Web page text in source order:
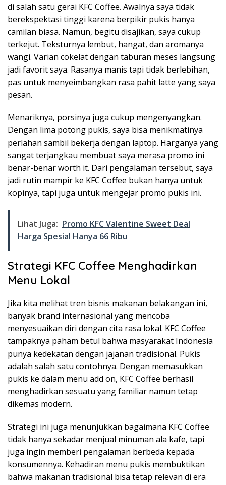
di salah satu gerai KFC Coffee. Awalnya saya tidak
berekspektasi tinggi karena berpikir pukis hanya
camilan biasa. Namun, begitu disajikan, saya cukup
terkejut. Teksturnya lembut, hangat, dan aromanya
wangi. Varian cokelat dengan taburan meses langsung
jadi favorit saya. Rasanya manis tapi tidak berlebihan,
pas untuk menyeimbangkan rasa pahit latte yang saya
pesan.
Menariknya, porsinya juga cukup mengenyangkan.
Dengan lima potong pukis, saya bisa menikmatinya
perlahan sambil bekerja dengan laptop. Harganya yang
sangat terjangkau membuat saya merasa promo ini
benar-benar worth it. Dari pengalaman tersebut, saya
jadi rutin mampir ke KFC Coffee bukan hanya untuk
kopinya, tapi juga untuk mengejar promo pukis ini.
Lihat Juga: Promo KFC Valentine Sweet Deal
Harga Spesial Hanya 66 Ribu
Strategi KFC Coffee Menghadirkan
Menu Lokal
Jika kita melihat tren bisnis makanan belakangan ini,
banyak brand internasional yang mencoba
menyesuaikan diri dengan cita rasa lokal. KFC Coffee
tampaknya paham betul bahwa masyarakat Indonesia
punya kedekatan dengan jajanan tradisional. Pukis
adalah salah satu contohnya. Dengan memasukkan
pukis ke dalam menu add on, KFC Coffee berhasil
menghadirkan sesuatu yang familiar namun tetap
dikemas modern.
Strategi ini juga menunjukkan bagaimana KFC Coffee
tidak hanya sekadar menjual minuman ala kafe, tapi
juga ingin memberi pengalaman berbeda kepada
konsumennya. Kehadiran menu pukis membuktikan
bahwa makanan tradisional bisa tetap relevan di era